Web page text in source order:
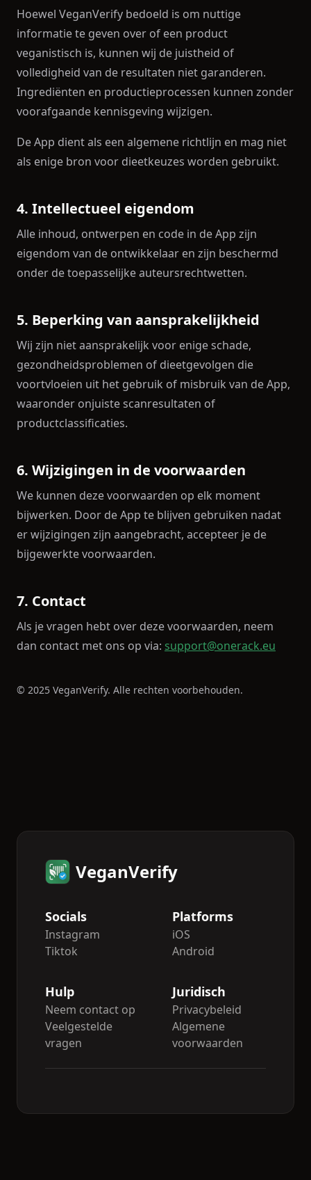
Hoewel VeganVerify bedoeld is om nuttige
informatie te geven over of een product
veganistisch is, kunnen wij de juistheid of
volledigheid van de resultaten niet garanderen.
Ingrediënten en productieprocessen kunnen zonder
voorafgaande kennisgeving wijzigen.
De App dient als een algemene richtlijn en mag niet
als enige bron voor dieetkeuzes worden gebruikt.
4. Intellectueel eigendom
Alle inhoud, ontwerpen en code in de App zijn
eigendom van de ontwikkelaar en zijn beschermd
onder de toepasselijke auteursrechtwetten.
5. Beperking van aansprakelijkheid
Wij zijn niet aansprakelijk voor enige schade,
gezondheidsproblemen of dieetgevolgen die
voortvloeien uit het gebruik of misbruik van de App,
waaronder onjuiste scanresultaten of
productclassificaties.
6. Wijzigingen in de voorwaarden
We kunnen deze voorwaarden op elk moment
bijwerken. Door de App te blijven gebruiken nadat
er wijzigingen zijn aangebracht, accepteer je de
bijgewerkte voorwaarden.
7. Contact
Als je vragen hebt over deze voorwaarden, neem
dan contact met ons op via: support@onerack.eu
© 2025 VeganVerify. Alle rechten voorbehouden.
VeganVerify
Socials
Instagram
Tiktok
Platforms
iOS
Android
Hulp
Neem contact op
Veelgestelde
vragen
Juridisch
Privacybeleid
Algemene
voorwaarden